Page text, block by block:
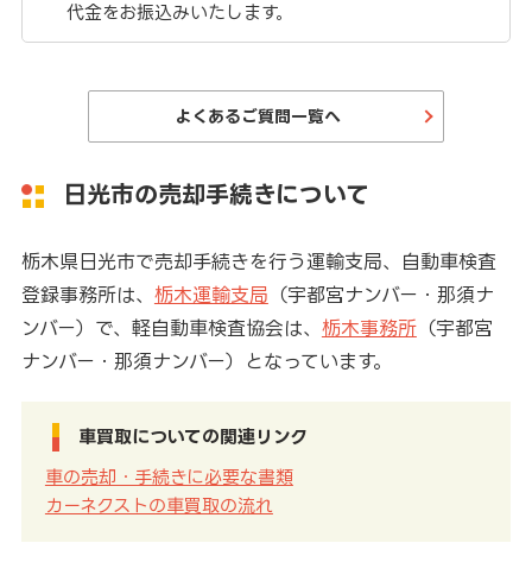
代金をお振込みいたします。
よくあるご質問一覧へ
日光市の売却手続きについて
栃木県日光市で売却手続きを行う運輸支局、自動車検査
登録事務所は、 栃木運輸支局 （宇都宮ナンバー・那須ナ
ンバー）で、軽自動車検査協会は、 栃木事務所（宇都宮
ナンバー・那須ナンバー）となっています。
車買取についての関連リンク
車の売却・手続きに必要な書類
カーネクストの車買取の流れ